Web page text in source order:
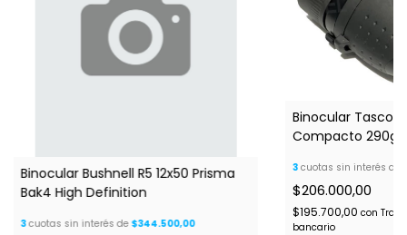
Binocular Bushnell R5 12x50 Prisma
Bak4 High Definition
3cuotas sin interés de$344.500,00
Binocular Tasco
Compacto
3cuotas sin interés de
$206.000,00
$195.700,00 con
bancario